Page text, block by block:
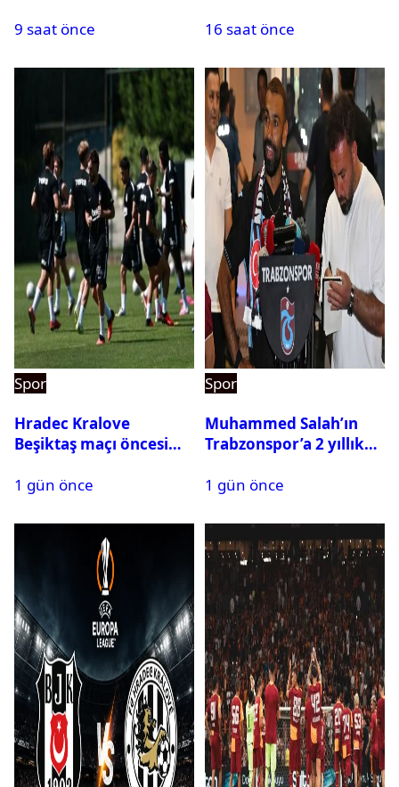
9 saat önce
saat kaçta oynanacak?
16 saat önce
Spor
Hradec Kralove
Beşiktaş maçı öncesi
Siyah-Beyazlıların 11’i
1 gün önce
Spor
Muhammed Salah’ın
Trabzonspor’a 2 yıllık
1 gün önce